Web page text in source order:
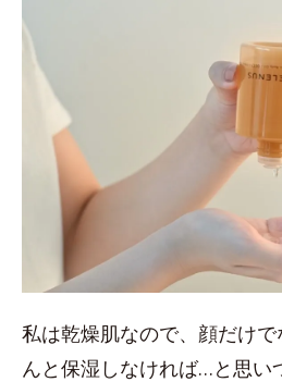
私は乾燥肌なので、顔だけ
んと保湿しなければ…と思い